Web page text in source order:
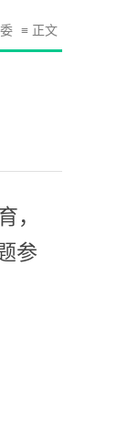
≡ 正文
，
参